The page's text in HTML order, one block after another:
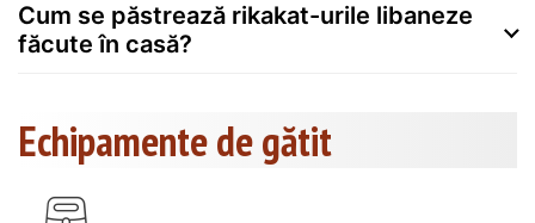
Cum se păstrează rikakat-urile libaneze
făcute în casă?
Echipamente de gătit